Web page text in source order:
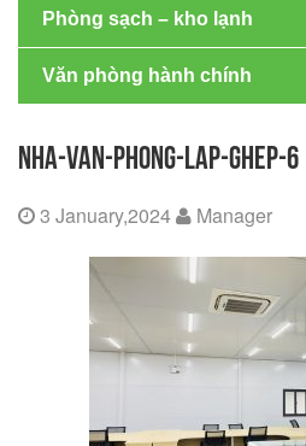
Phòng sạch – kho lạnh
Văn phòng hành chính
NHA-VAN-PHONG-LAP-GHEP-6
3 January,2024 Manager